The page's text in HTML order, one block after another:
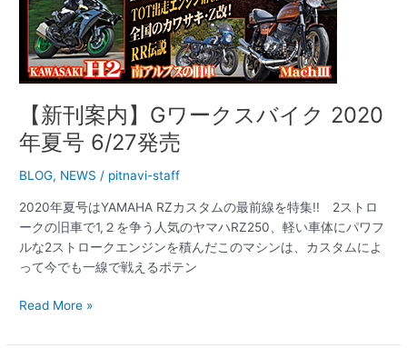
【新刊案内】Gワークスバイク 2020
年夏号 6/27発売
BLOG, NEWS / pitnavi-staff
2020年夏号はYAMAHA RZカスタムの最前線を特集!! 2ストロ
ークの旧車で1,２を争う人気のヤマハRZ250、軽い車体にパワフ
ルな2ストロークエンジンを積んだこのマシンは、カスタムによ
って今でも一線で戦えるポテン
Read More »